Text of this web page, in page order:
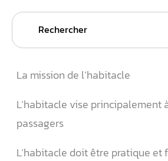
Search
La mission de l’habitacle
L’habitacle vise principalement
passagers
L’habitacle doit être pratique et